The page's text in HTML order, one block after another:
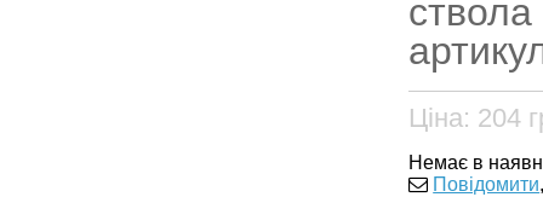
Ціна: 204
Немає в
Повідомити